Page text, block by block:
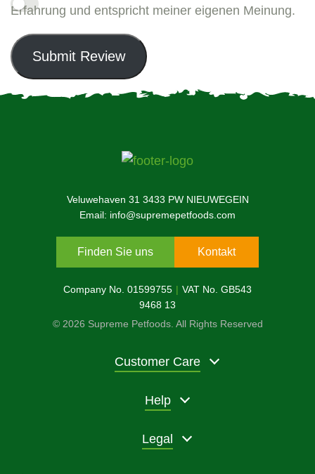
Erfahrung und entspricht meiner eigenen Meinung.
Submit Review
Veluwehaven 31 3433 PW NIEUWEGEIN
Email: info@supremepetfoods.com
Finden Sie uns Kontakt
Company No. 01599755
VAT No. GB543
9468 13
© 2026 Supreme Petfoods. All Rights Reserved
Customer Care
Help
Legal